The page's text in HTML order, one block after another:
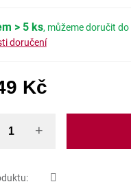
> 5 ks
doručení
Kč